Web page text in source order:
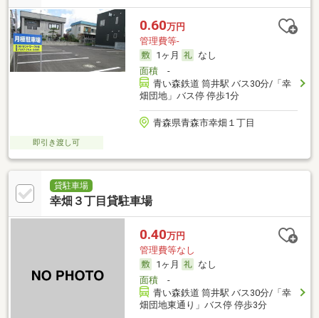
0.60万円
管理費等-
1ヶ月
なし
面積-
青い森鉄道 筒井駅 バス30分/「幸
畑団地」バス停 停歩1分
青森県青森市幸畑１丁目
即引き渡し可
貸駐車場
幸畑３丁目貸駐車場
0.40万円
管理費等なし
1ヶ月
なし
面積-
青い森鉄道 筒井駅 バス30分/「幸
畑団地東通り」バス停 停歩3分